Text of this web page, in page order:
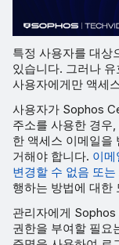
특정 사용자를 대상
있습니다. 그러나
사용자에게만 액세
사용자가 Sophos
주소를 사용한 경
한 액세스 이메일을
거해야 합니다. 이
변경할 수 없음 또
행하는 방법에 대한
관리자에게
권한을 부여할 필요